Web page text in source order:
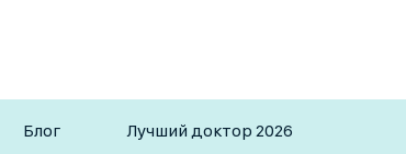
Блог Лучший доктор 2026